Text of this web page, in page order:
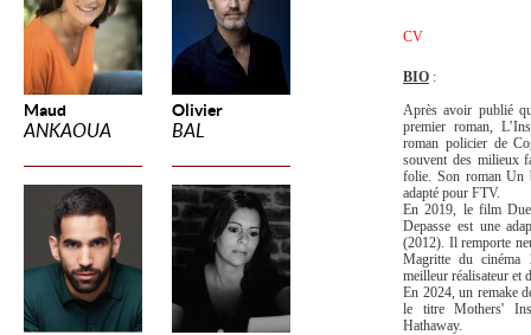
Maud
ANKAOUA
Olivier
BAL
CV
BIO :
Après avoir publié
premier roman,
roman policier de
souvent des milieux
folie. Son roman Un
adapté pour FTV.
En 2019, le film
Depasse est une
(2012). Il remporte
Magritte du
meilleur réalisateur et
En 2024, un remake
le titre Mothers'
Hathaway.